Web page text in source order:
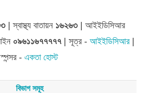
| স্বাস্থ্য বাতায়ন ১৬২৬৩| আইইডিসিআর
০৯৬১১৬৭৭৭৭৭| সূত্র - আইইডিসিআর|
স্পন্সর - একতা হোস্ট
বিভাগ সমূহ